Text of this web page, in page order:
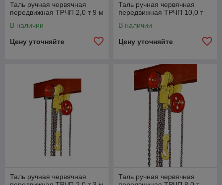
Таль ручная червячная
передвижная ТРЧП 2,0 т 9 м
В наличии
Цену уточняйте
Таль ручная червячная
передвижная ТРЧП 10,0 т
В наличии
Цену уточняйте
Таль ручная червячная
Таль ручная червячная